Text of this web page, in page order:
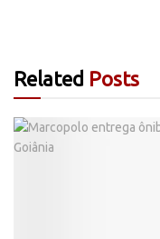
Related Posts